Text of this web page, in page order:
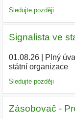
Sledujte později
Signalista ve
01.08.26| Plný
státní organizace
Sledujte později
Zásobovač -